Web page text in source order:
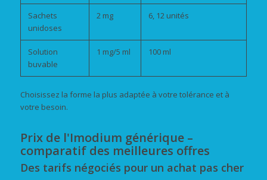
Sachets
unidoses
2 mg 6, 12 unités
Solution
buvable
1 mg/5 ml 100 ml
Choisissez la forme la plus adaptée à votre tolérance et à
votre besoin.
Prix de l'Imodium générique –
comparatif des meilleures offres
Des tarifs négociés pour un achat pas cher